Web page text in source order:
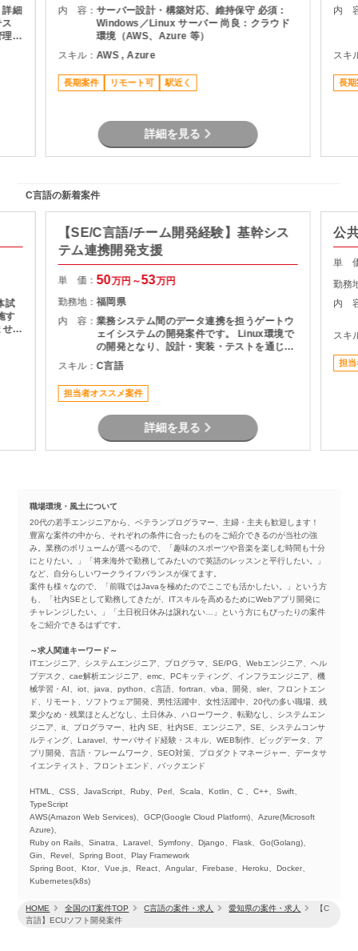
HOME 全国のIT案件TOP C言語の案件・求人 愛知県の案件・求人
【C
言語】ECUソフト開発案件
細
理
内 容：サーバー設計・構築対応、維持保守 必須：
Windows／Linux サーバー 尚良：クラウド
環境（AWS、Azure 等）
スキル：AWS , Azure
長期案件 リモート可 駅近く
詳細を見る
内
スキ
長期
C言語の新着案件
試
す
る
【SE/C言語/チーム開発経験】基幹シス
テム連携開発支援
単 価：50万円～53万円
勤務地：福岡県
内 容：業務システム間のデータ連携を担うゲートウ
ェイシステムの開発案件です。 Linux環境で
の開発となり、設計・実装・テストを通じて
システムの安定稼働を支える役割を担当いた
だきます。 長期案件のため、腰を据えて開発
に携わりたい方におすすめです。
スキル：C言語
担当者オススメ案件
詳細を見る
公
単
勤務
内
スキ
担当
職場環境・風土について
20代の若手エンジニアから、ベテランプログラマー、主婦・主夫も歓迎します！
豊富な案件の中から、それぞれの条件に合ったものをご紹介できるのが当社の強
み。業務のボリュームが選べるので、「趣味のスポーツや音楽を楽しむ時間も十分
にとりたい。」「将来海外で勤務してみたいので英語のレッスンと平行したい。」
など、自分らしいワークライフバランスが保てます。
案件も様々なので、「前職ではJavaを極めたのでここでも活かしたい。」という方
も、「社内SEとして勤務してきたが、ITスキルを高めるためにWebアプリ開発に
チャレンジしたい。」「土日祝日休みは譲れない…」という方にもぴったりの案件
をご紹介できるはずです。
～求人関連キーワード～
ITエンジニア、システムエンジニア、プログラマ、SE/PG、Webエンジニア、ヘル
プデスク、cae解析エンジニア、emc、PCキッティング、インフラエンジニア、機
械学習・AI、iot、java、python、c言語、fortran、vba、開発、sler、フロントエン
ド、リモート、ソフトウェア開発、男性活躍中、女性活躍中、20代の多い職場、残
業少なめ・残業ほとんどなし、土日休み、ハローワーク、転勤なし、システムエン
ジニア、it、プログラマー、社内 SE、社内SE、エンジニア、SE、システムコンサ
ルティング、Laravel、サーバサイド経験・スキル、WEB制作、ビッグデータ、ア
プリ開発、言語・フレームワーク、SEO対策、プロダクトマネージャー、データサ
イエンティスト、フロントエンド、バックエンド
HTML、CSS、JavaScript、Ruby、Perl、Scala、Kotlin、C 、C++、Swift、
TypeScript
AWS(Amazon Web Services)、GCP(Google Cloud Platform)、Azure(Microsoft
Azure)、
Ruby on Rails、Sinatra、Laravel、Symfony、Django、Flask、Go(Golang)、
Gin、Revel、Spring Boot、Play Framework
Spring Boot、Ktor、Vue.js、React、Angular、Firebase、Heroku、Docker、
Kubernetes(k8s)